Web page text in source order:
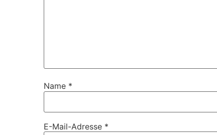
Name *
E-Mail-Adresse *